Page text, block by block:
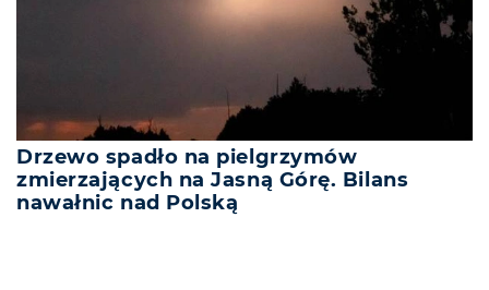
Drzewo spadło na pielgrzymów
zmierzających na Jasną Górę. Bilans
nawałnic nad Polską